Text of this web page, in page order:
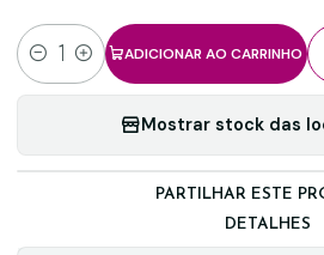
Quantidade
ADICIONAR AO CARRINHO
Mostrar stock das
PARTILHAR ESTE
DETALHES